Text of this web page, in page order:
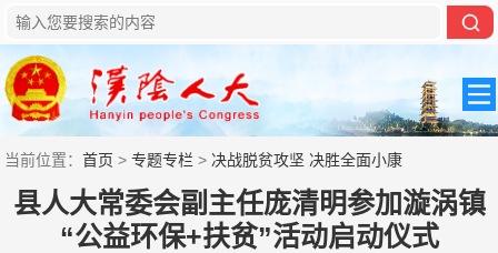
当前位置：首页 >专题专栏 > 决战脱贫攻坚 决胜全面小康
县人大常委会副主任庞清明参加漩涡镇
“公益环保+扶贫”活动启动仪式